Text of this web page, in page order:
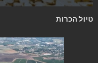
טיול הכרות